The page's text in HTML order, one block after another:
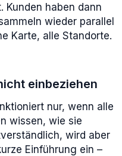
Kunden haben dann
wieder parallel
Karte, alle Standorte.
einbeziehen
nur, wenn alle
wissen, wie sie
wird aber
Einführung ein –